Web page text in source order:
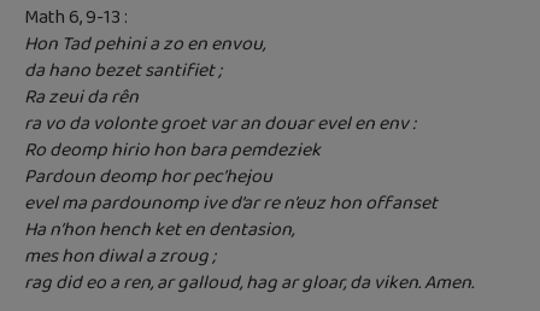
Math 6, 9-13 :
Hon Tad pehini a zo en envou,
da hano bezet santifiet ;
Ra zeui da rên
ra vo da volonte groet var an douar evel en env :
Ro deomp hirio hon bara pemdeziek
Pardoun deomp hor pec’hejou
evel ma pardounomp ive d’ar re n’euz hon offanset
Ha n’hon hench ket en dentasion,
mes hon diwal a zroug ;
rag did eo a ren, ar galloud, hag ar gloar, da viken. Amen.